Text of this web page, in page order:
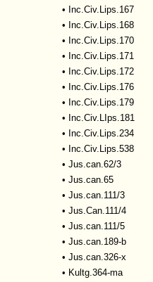
• Inc.Civ.Lips.167
• Inc.Civ.Lips.168
• Inc.Civ.Lips.170
• Inc.Civ.Lips.171
• Inc.Civ.Lips.172
• Inc.Civ.Lips.176
• Inc.Civ.Lips.179
• Inc.Civ.LIps.181
• Inc.Civ.Lips.234
• Inc.Civ.Lips.538
• Jus.can.62/3
• Jus.can.65
• Jus.can.111/3
• Jus.Can.111/4
• Jus.can.111/5
• Jus.can.189-b
• Jus.can.326-x
• Kultg.364-ma